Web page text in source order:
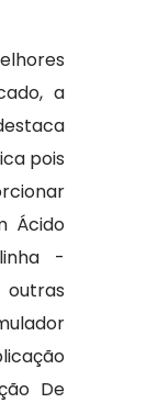
a
pois
Ácido
-
De